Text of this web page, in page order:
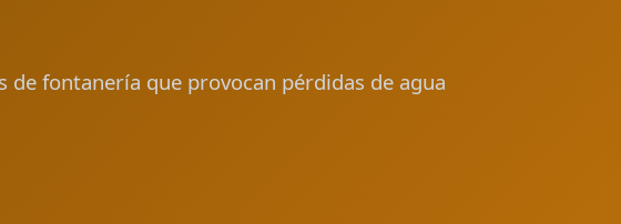
fontanería que provocan pérdidas de agua